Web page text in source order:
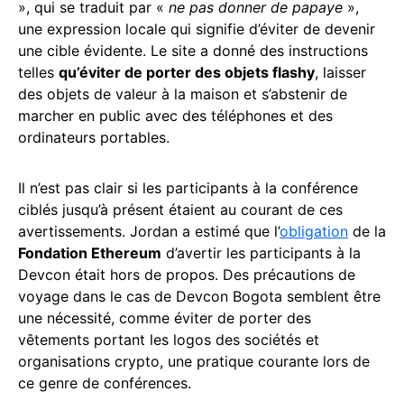
», qui se traduit par « ne pas donner de papaye »,
une expression locale qui signifie d’éviter de devenir
une cible évidente. Le site a donné des instructions
telles qu’éviter de porter des objets flashy, laisser
des objets de valeur à la maison et s’abstenir de
marcher en public avec des téléphones et des
ordinateurs portables.
Il n’est pas clair si les participants à la conférence
ciblés jusqu’à présent étaient au courant de ces
avertissements. Jordan a estimé que l’obligation de la
Fondation Ethereum d’avertir les participants à la
Devcon était hors de propos. Des précautions de
voyage dans le cas de Devcon Bogota semblent être
une nécessité, comme éviter de porter des
vêtements portant les logos des sociétés et
organisations crypto, une pratique courante lors de
ce genre de conférences.